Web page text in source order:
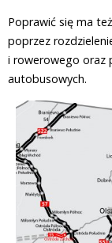
Poprawić się ma
poprzez
i rowerowego oraz
autobusowych.